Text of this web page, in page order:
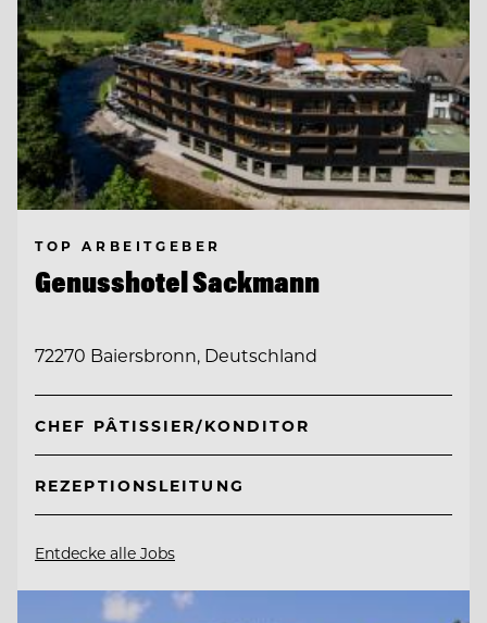
TOP ARBEITGEBER
Genusshotel Sackmann
72270 Baiersbronn, Deutschland
CHEF PÂTISSIER/KONDITOR
REZEPTIONSLEITUNG
Entdecke alle Jobs